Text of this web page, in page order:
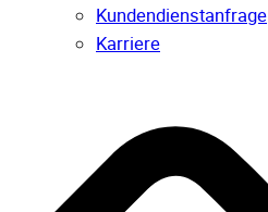
Kunden­dienst­anfrage
Karriere